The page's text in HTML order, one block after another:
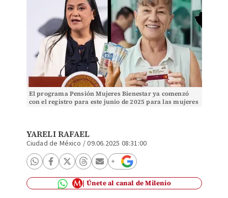
El programa Pensión Mujeres Bienestar ya comenzó
con el registro para este junio de 2025 para las mujeres
YARELI RAFAEL
Ciudad de México /09.06.2025 08:31:00
Únete al canal de Milenio